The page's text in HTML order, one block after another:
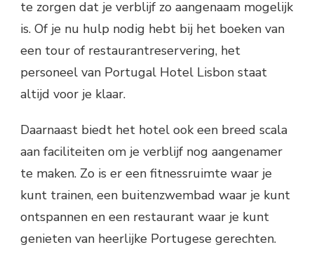
te zorgen dat je verblijf zo aangenaam mogelijk
is. Of je nu hulp nodig hebt bij het boeken van
een tour of restaurantreservering, het
personeel van Portugal Hotel Lisbon staat
altijd voor je klaar.
Daarnaast biedt het hotel ook een breed scala
aan faciliteiten om je verblijf nog aangenamer
te maken. Zo is er een fitnessruimte waar je
kunt trainen, een buitenzwembad waar je kunt
ontspannen en een restaurant waar je kunt
genieten van heerlijke Portugese gerechten.